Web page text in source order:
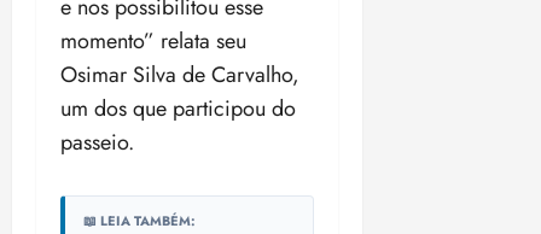
e nos possibilitou esse
momento” relata seu
Osimar Silva de Carvalho,
um dos que participou do
passeio.
📖 LEIA TAMBÉM: